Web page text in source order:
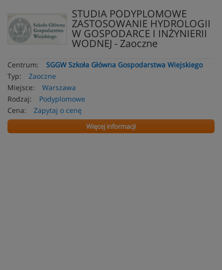
STUDIA PODYPLOMOWE
ZASTOSOWANIE HYDROLOGII
W GOSPODARCE I INŻYNIERII
WODNEJ - Zaoczne
Centrum:
SGGW Szkoła Główna Gospodarstwa Wiejskiego
Typ:
Zaoczne
Miejsce:
Warszawa
Rodzaj:
Podyplomowe
Cena:
Zapytaj o cenę
Więcej informacji